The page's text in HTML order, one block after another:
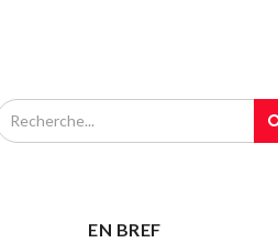
EN BREF